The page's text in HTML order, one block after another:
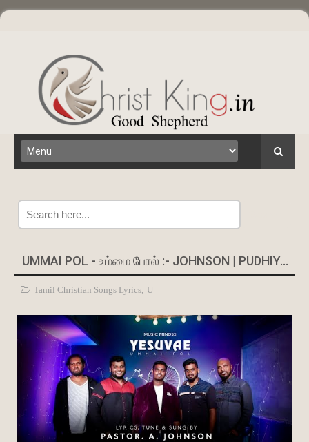
UMMAI POL - உம்மை போல் :- JOHNSON | PUDHIYA MAATRAM
Tamil Christian Songs Lyrics, U